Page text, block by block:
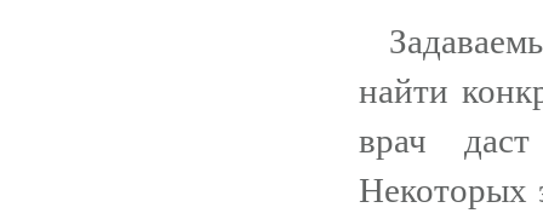
найти
врач
Некоторых